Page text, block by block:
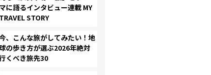
マに語るインタビュー連載 MY
TRAVEL STORY
、こんな旅がしてみたい！地
の歩き方が選ぶ2026年絶対
くべき旅先30